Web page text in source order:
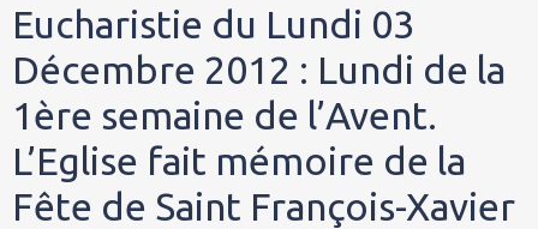
Eucharistie du Lundi 03
Décembre 2012 : Lundi de la
1ère semaine de l’Avent.
L’Eglise fait mémoire de la
Fête de Saint François-Xavier